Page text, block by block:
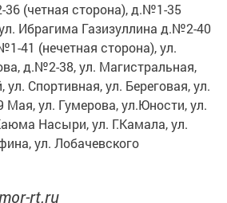
(четная сторона), д.№1-35
Ибрагима Газизуллина д.№2-40
41 (нечетная сторона), ул.
д.№2-38, ул. Магистральная,
Спортивная, ул. Береговая, ул.
ул. Гумерова, ул.Юности, ул.
Насыри, ул. Г.Камала, ул.
ул. Лобачевского
rt.ru